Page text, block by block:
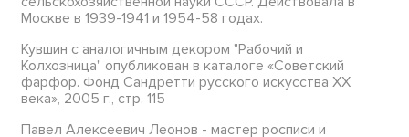
Москве в 1939-1941 и 1954-58 годах.
Кувшин с аналогичным декором "Рабочий и
Колхозница" опубликован в каталоге «Советский
фарфор. Фонд Сандретти русского искусства XX
века», 2005 г., стр. 115
Павел Алексеевич Леонов - мастер росписи и